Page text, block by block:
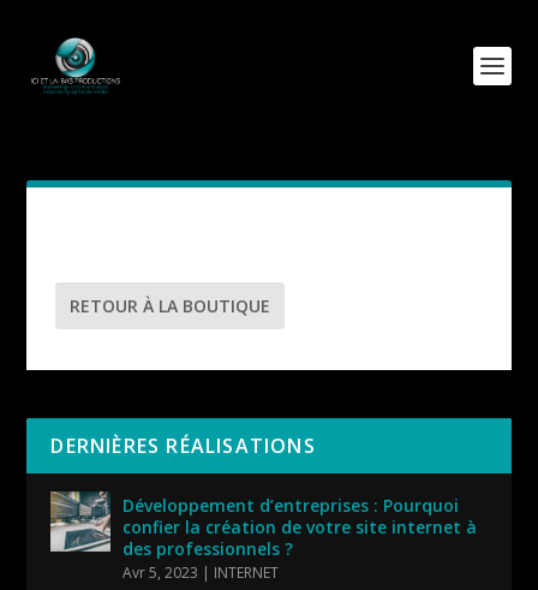
RETOUR À LA BOUTIQUE
DERNIÈRES RÉALISATIONS
Développement d’entreprises : Pourquoi
confier la création de votre site internet à
des professionnels ?
Avr 5, 2023 INTERNET